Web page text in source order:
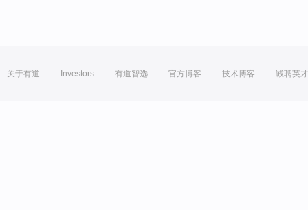
关于有道 Investors 有道智选 官方博客 技术博客 诚聘英才